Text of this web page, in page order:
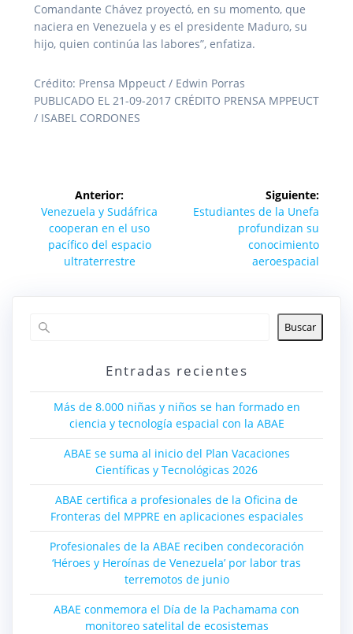
Comandante Chávez proyectó, en su momento, que
naciera en Venezuela y es el presidente Maduro, su
hijo, quien continúa las labores”, enfatiza.
Crédito: Prensa Mppeuct / Edwin Porras
PUBLICADO EL 21-09-2017 CRÉDITO PRENSA MPPEUCT
/ ISABEL CORDONES
Navegación
de
entradas
Anterior:
Entrada
anterior:
Venezuela y Sudáfrica
cooperan en el uso
pacífico del espacio
ultraterrestre
Siguiente:
Siguiente
Estudiantes de la Unefa
profundizan su
conocimiento
aeroespacial
Buscar
Entradas recientes
Más de 8.000 niñas y niños se han formado en
ciencia y tecnología espacial con la ABAE
ABAE se suma al inicio del Plan Vacaciones
Científicas y Tecnológicas 2026
ABAE certifica a profesionales de la Oficina de
Fronteras del MPPRE en aplicaciones espaciales
Profesionales de la ABAE reciben condecoración
‘Héroes y Heroínas de Venezuela’ por labor tras
terremotos de junio
ABAE conmemora el Día de la Pachamama con
monitoreo satelital de ecosistemas